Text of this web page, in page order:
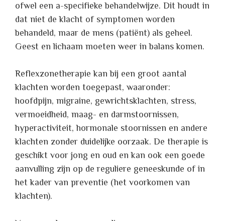
ofwel een a-specifieke behandelwijze. Dit houdt in
dat niet de klacht of symptomen worden
behandeld, maar de mens (patiënt) als geheel.
Geest en lichaam moeten weer in balans komen.
Reflexzonetherapie kan bij een groot aantal
klachten worden toegepast, waaronder:
hoofdpijn, migraine, gewrichtsklachten, stress,
vermoeidheid, maag- en darmstoornissen,
hyperactiviteit, hormonale stoornissen en andere
klachten zonder duidelijke oorzaak. De therapie is
geschikt voor jong en oud en kan ook een goede
aanvulling zijn op de reguliere geneeskunde of in
het kader van preventie (het voorkomen van
klachten).